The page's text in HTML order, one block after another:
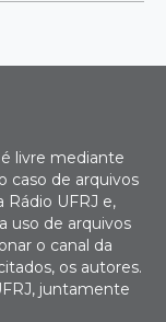
livre mediante
caso de arquivos
Rádio UFRJ e,
uso de arquivos
o canal da
os autores.
juntamente